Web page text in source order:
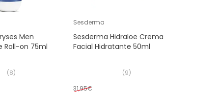
Men
Roll-on 75ml
(8)
Sesderma
Sesderma Hidraloe Crema
Facial Hidratante 50ml
(9)
31,95€